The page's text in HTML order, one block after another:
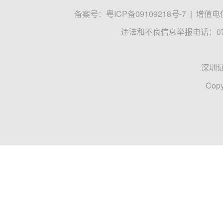
备案号： 粤ICP备09109218号-7 | 增值电
违法和不良信息举报电话：
深圳